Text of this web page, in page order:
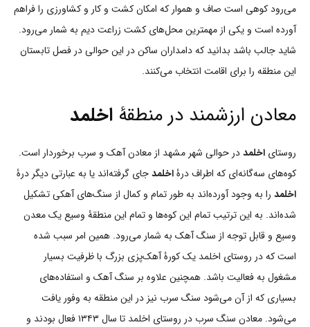
می‌رود کوهی است صاف و هموار که امکان کشت و کار و کشاورزی را فراهم
آورده است و یکی از مهمترین محل‌های کشت زراعت دیم به شمار می‌رود.
شاید جالب باشد بدانید که دامداران ساکن در این حوالی در فصل تابستان
این منطقه را برای اقامت انتخاب می‌کنند.
معادن ارزشمند در منطقۀ اخلمد
روستای اخلمددر حوالی شهر مشهد از معادن آهک و سرب برخوردار است.
کوه‌های سه‌گانه‌ای که اطراف درۀاخلمدجای گرفته‌اند یا به عبارتی دیگر درۀ
اخلمد را به وجود آورده‌اند به طور تمام و کمال از سنگ‌های آهکی تشکیل
شده‌اند. به این ترتیب تمام این کوه‌ها و تمام این منطقۀ وسیع یک معدن
وسیع و قابل توجه از سنگ آهک به شمار می‌رود. همین امر سبب شده
است که در روستای اخلمد یک کورۀ آهک‌پزی بزرگ با ظرفیت بسیار
مشغول به فعالیت باشد. همچنین علاوه بر سنگ آهک و استفاده‌های
بسیاری که از آن می‌شود سنگ سرب نیز در این منطقه به وفور یافت
می‌شود. معادن سنگ سرب در روستای اخلمد تا سال ۱۳۴۳ فعال بودند و